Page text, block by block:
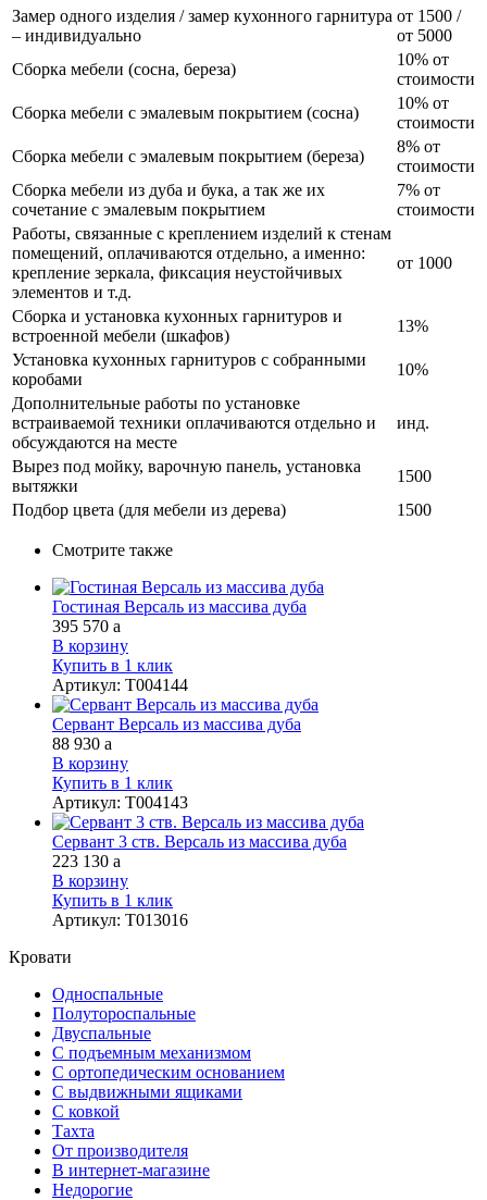
Замер одного изделия / замер кухонного гарнитура
– индивидуально
от 1500 /
от 5000
Сборка мебели (сосна, береза)
10% от
стоимости
Сборка мебели с эмалевым покрытием (сосна)
10% от
стоимости
Сборка мебели с эмалевым покрытием (береза)
8% от
стоимости
Сборка мебели из дуба и бука, а так же их
сочетание с эмалевым покрытием
7% от
стоимости
Работы, связанные с креплением изделий к стенам
помещений, оплачиваются отдельно, а именно:
крепление зеркала, фиксация неустойчивых
элементов и т.д.
от 1000
Сборка и установка кухонных гарнитуров и
встроенной мебели (шкафов)
13%
Установка кухонных гарнитуров с собранными
коробами
10%
Дополнительные работы по установке
встраиваемой техники оплачиваются отдельно и
обсуждаются на месте
инд.
Вырез под мойку, варочную панель, установка
вытяжки
1500
Подбор цвета (для мебели из дерева)
1500
Смотрите также
Гостиная Версаль из массива дуба
395 570 a
В корзину
Купить в 1 клик
Артикул: Т004144
Сервант Версаль из массива дуба
88 930 a
В корзину
Купить в 1 клик
Артикул: Т004143
Сервант 3 ств. Версаль из массива дуба
223 130 a
В корзину
Купить в 1 клик
Артикул: Т013016
Кровати
Односпальные
Полутороспальные
Двуспальные
С подъемным механизмом
С ортопедическим основанием
С выдвижными ящиками
С ковкой
Тахта
От производителя
В интернет-магазине
Недорогие